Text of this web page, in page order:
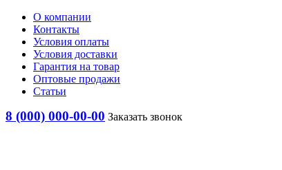
О компании
Контакты
Условия оплаты
Условия доставки
Гарантия на товар
Оптовые продажи
Статьи
8 (000) 000-00-00 Заказать звонок